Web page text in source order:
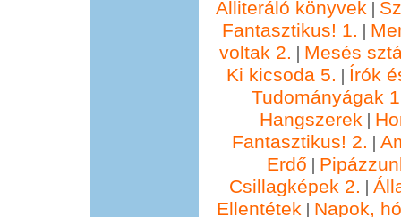
Alliteráló könyvek |
Fantasztikus! 1. |
voltak 2. | Mesés
Ki kicsoda 5. | Írók
Tudományágak
Hangszerek |
Fantasztikus! 2. |
Erdő |
Csillagképek 2. |
Ellentétek | Napok,